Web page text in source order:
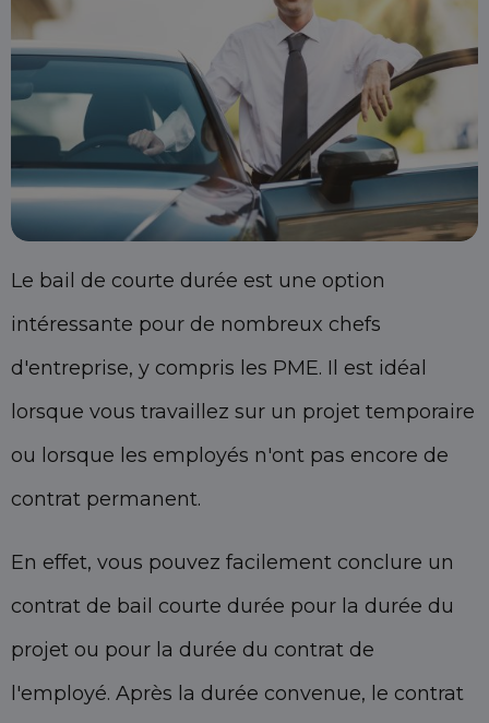
Le bail de courte durée est une option
intéressante pour de nombreux chefs
d'entreprise, y compris les PME. Il est idéal
lorsque vous travaillez sur un projet temporaire
ou lorsque les employés n'ont pas encore de
contrat permanent.
En effet, vous pouvez facilement conclure un
contrat de bail courte durée pour la durée du
projet ou pour la durée du contrat de
l'employé. Après la durée convenue, le contrat